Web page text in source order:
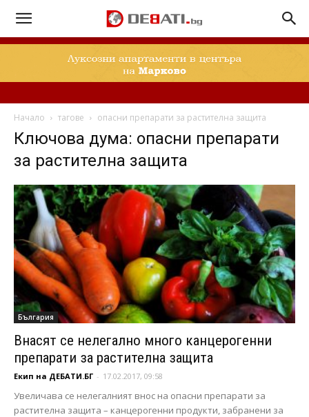
Начало тагове опасни препарати за растителна защита
Ключова дума: опасни препарати
за растителна защита
България
Внасят се нелегално много канцерогенни
препарати за растителна защита
Екип на ДЕБАТИ.БГ - 17.02.2017, 09:58
Увеличава се нелегалният внос на опасни препарати за
растителна защита – канцерогенни продукти, забранени за